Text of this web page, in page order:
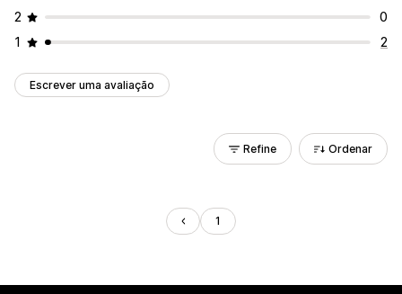
2
0
1
2
Escrever uma avaliação
Refine Ordenar
1